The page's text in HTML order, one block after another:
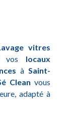
vitres
vos locaux
à Saint-
Clean vous
adapté à